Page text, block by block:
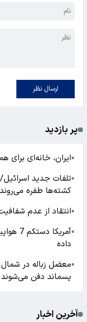
ارسال نظر
پر بازدید
●ایران، خانه‌ای
●تلفات جدید
کشته‌ها طفره می‌روند
●انتقاد از عدم
●
داده
●معضل زباله در
پسماند دفن می‌شوند
آخرین اخبار